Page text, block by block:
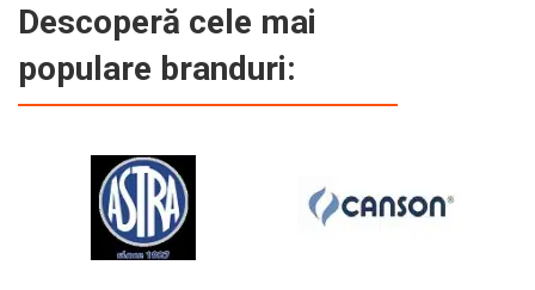
Descoperă cele mai
populare branduri: